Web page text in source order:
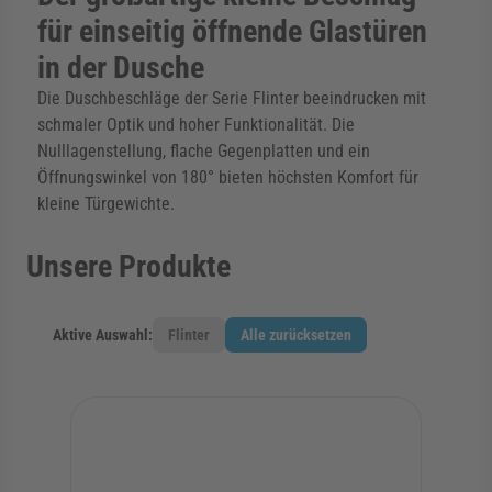
für einseitig öffnende Glastüren
in der Dusche
Die Duschbeschläge der Serie Flinter beeindrucken mit
schmaler Optik und hoher Funktionalität. Die
Nulllagenstellung, flache Gegenplatten und ein
Öffnungswinkel von 180° bieten höchsten Komfort für
kleine Türgewichte.
Unsere Produkte
Aktive Auswahl: Flinter Alle zurücksetzen